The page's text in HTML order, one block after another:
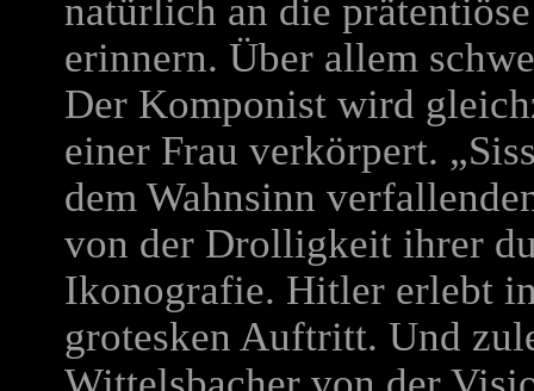
natürlich an die
erinnern. Über allem
Der Komponist wird
einer Frau verkörpert.
dem Wahnsinn
von der Drolligkeit ihrer
Ikonografie. Hitler erlebt
grotesken Auftritt. Und